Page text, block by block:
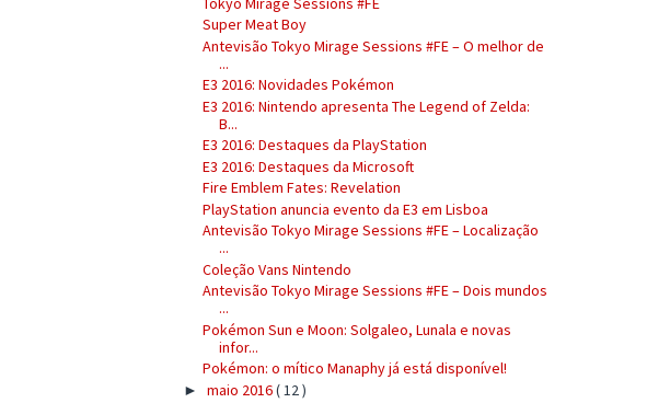
Super Meat Boy
Antevisão Tokyo Mirage Sessions #FE – O melhor de
...
E3 2016: Novidades Pokémon
E3 2016: Nintendo apresenta The Legend of Zelda:
B...
E3 2016: Destaques da PlayStation
E3 2016: Destaques da Microsoft
Fire Emblem Fates: Revelation
PlayStation anuncia evento da E3 em Lisboa
Antevisão Tokyo Mirage Sessions #FE – Localização
...
Coleção Vans Nintendo
Antevisão Tokyo Mirage Sessions #FE – Dois mundos
...
Pokémon Sun e Moon: Solgaleo, Lunala e novas
infor...
Pokémon: o mítico Manaphy já está disponível!
► maio 2016( 12 )